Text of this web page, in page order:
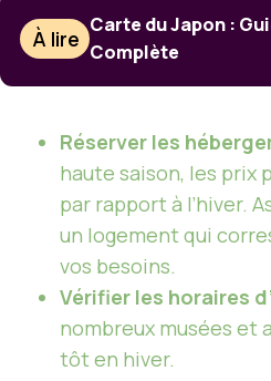
À lire
Carte du Japon :
Complète
Réserver les
haute saison, les prix
par rapport à l’hiver.
un logement qui
vos besoins.
Vérifier les horaires
nombreux musées et
tôt en hiver.